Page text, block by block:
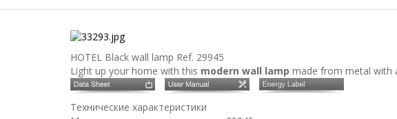
HOTEL Black wall lamp Ref. 29945
Light up your home with this modern wall lamp made from metal with
Технические характеристики